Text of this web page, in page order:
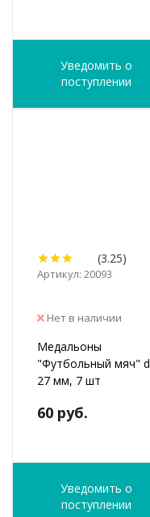
Уведомить о
поступлении
(3.25)
Артикул: 20093
Нет в наличии
Медальоны
"Футбольный мяч" d
27 мм, 7 шт
60 руб.
Уведомить о
поступлении